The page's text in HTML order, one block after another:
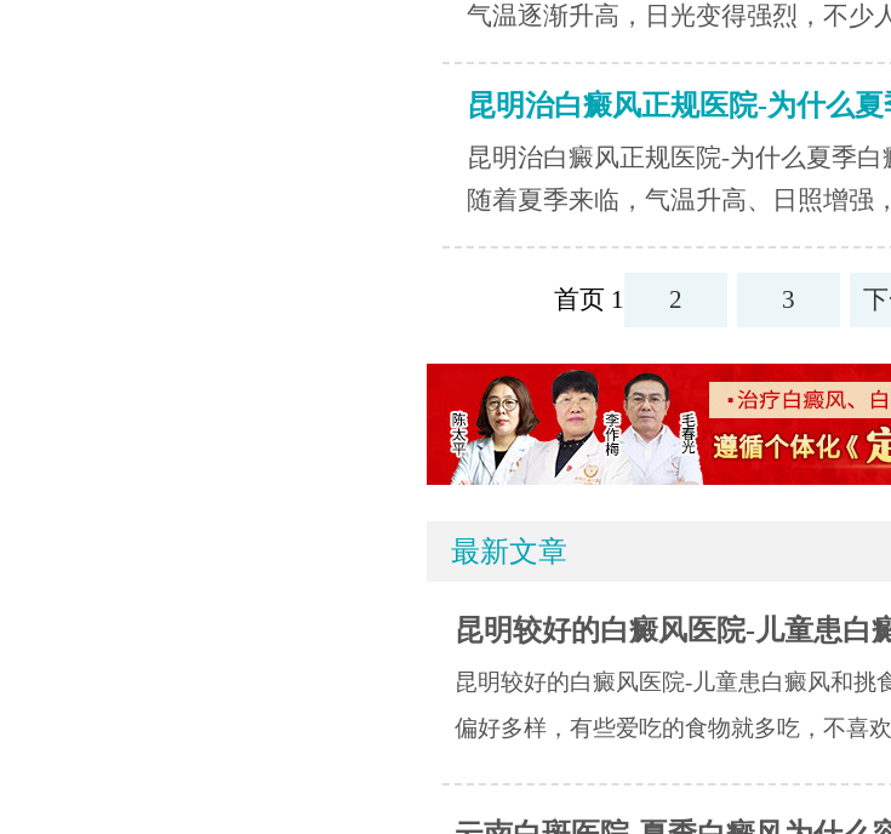
气温逐渐升高，日光变得强烈，不少
昆明治白癜风正规医院-为什么夏
昆明治白癜风正规医院-为什么夏季白
随着夏季来临，气温升高、日照增强
首页 1 2 3
最新文章
昆明较好的白癜风医院-儿童患白
昆明较好的白癜风医院-儿童患白癜风和挑
偏好多样，有些爱吃的食物就多吃，不喜